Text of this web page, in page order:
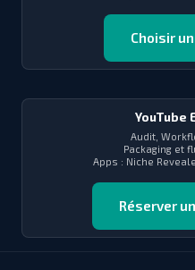
Choisir
YouTube
Audit,
Packaging et
Apps : Niche
Réserver